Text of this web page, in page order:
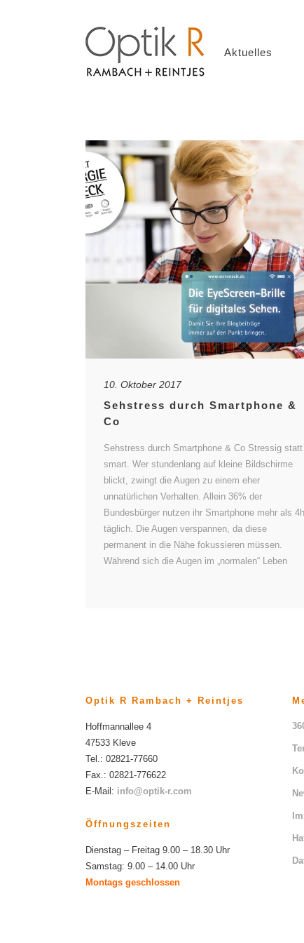
Aktuelles
10. Oktober 2017
Sehstress durch Smartphone &
Co
Sehstress durch Smartphone & Co Stressig statt
smart. Wer stundenlang auf kleine Bildschirme
blickt, zwingt die Augen zu einem eher
unnatürlichen Verhalten. Allein 36% der
Bundesbürger nutzen ihr Smartphone mehr als 4h
täglich. Die Augen verspannen, da diese
permanent in die Nähe fokussieren müssen.
Während sich die Augen im „normalen“ Leben
Optik R Rambach + Reintjes
Hoffmannallee 4
47533 Kleve
Tel.: 02821-77660
Fax.: 02821-776622
E-Mail: info@optik-r.com
Öffnungszeiten
Dienstag – Freitag 9.00 – 18.30 Uhr
Samstag: 9.00 – 14.00 Uhr
Montags geschlossen